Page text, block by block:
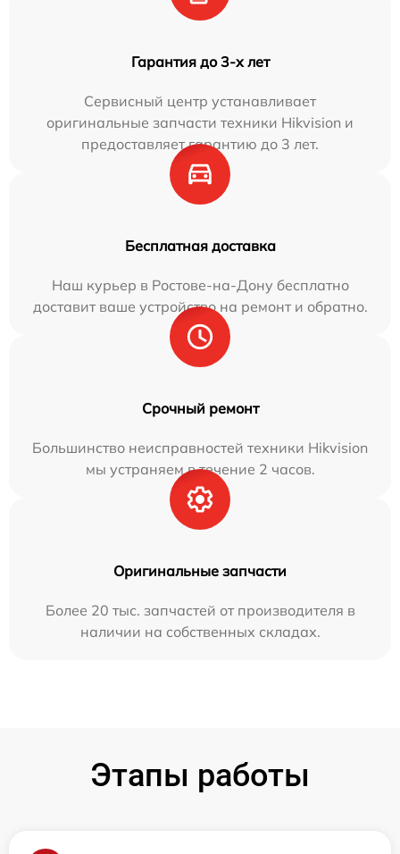
Гарантия до 3-х лет
Сервисный центр устанавливает
оригинальные запчасти техники Hikvision и
предоставляет гарантию до 3 лет.
Бесплатная доставка
Наш курьер в Ростове-на-Дону бесплатно
доставит ваше устройство на ремонт и обратно.
Срочный ремонт
Большинство неисправностей техники Hikvision
мы устраняем в течение 2 часов.
Оригинальные запчасти
Более 20 тыс. запчастей от производителя в
наличии на собственных складах.
Этапы работы